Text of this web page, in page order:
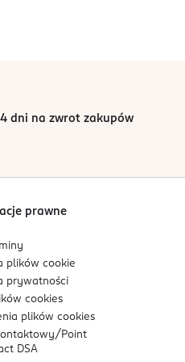
najnowszej
dni na zwrot zakupów
prawne
plikówcookie
prywatności
cookies
plikówcookies
Point
DSA